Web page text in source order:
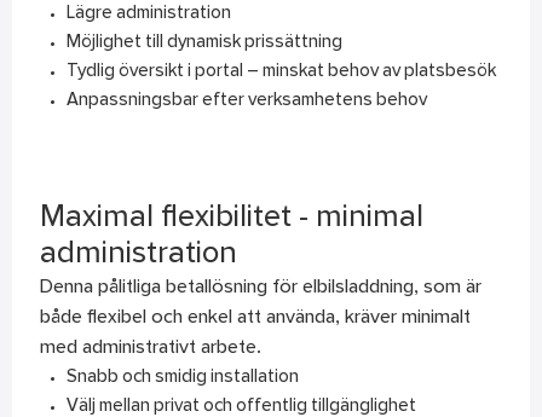
Lägre administration
Möjlighet till dynamisk prissättning
Tydlig översikt i portal – minskat behov av platsbesök
Anpassningsbar efter verksamhetens behov
Maximal flexibilitet - minimal
administration
Denna pålitliga betallösning för elbilsladdning, som är
både flexibel och enkel att använda, kräver minimalt
med administrativt arbete.
Snabb och smidig installation
Välj mellan privat och offentlig tillgänglighet